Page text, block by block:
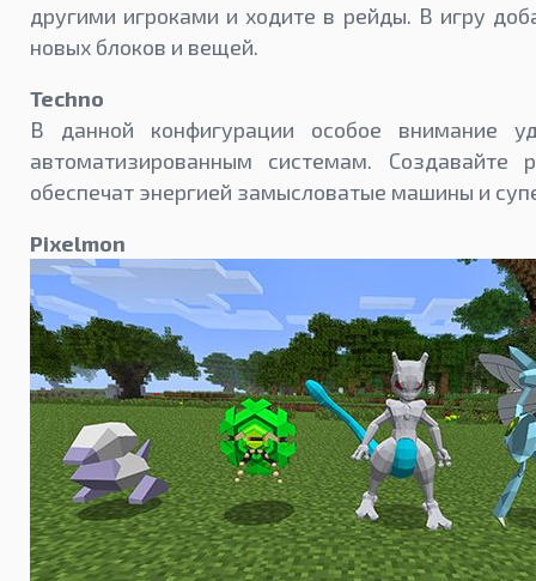
другими игроками и ходите в рейды. В игру
новых блоков и вещей.
Techno
В данной конфигурации особое внимание
автоматизированным системам. Создавайте
обеспечат энергией замысловатые машины и
Pixelmon